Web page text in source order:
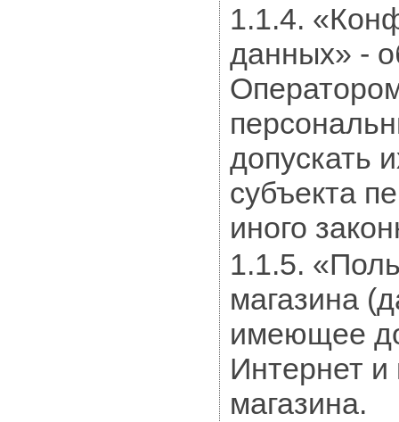
1.1.4.
данных» -
допускать
субъекта
иного
1.1.5.
магазина
имеющее
Интернет
магазина.